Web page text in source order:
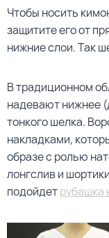
Чтобы носить
защитите его от
нижние слои. Так
В традиционном
надевают нижнее
тонкого шелка.
накладками,
образе с ролью
лонгслив и
подойдетрубашка